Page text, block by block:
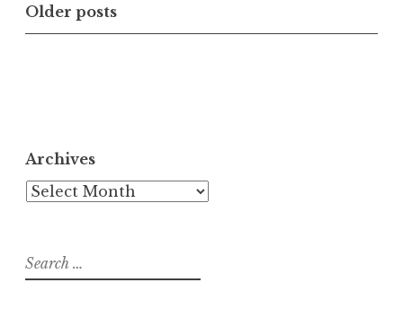
Posts
navigation
Older posts
Archives
Archives
Search
for: